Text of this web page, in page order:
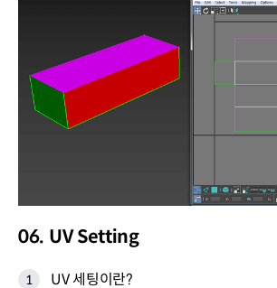
06. UV Setting
UV 세팅이란?